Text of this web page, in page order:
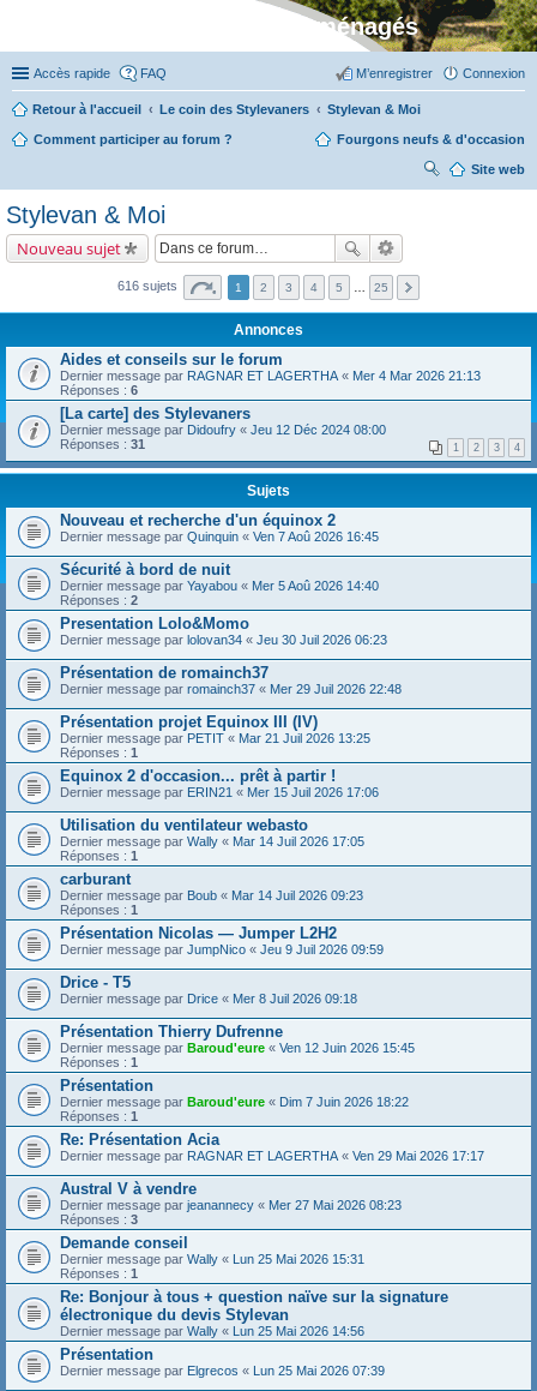
Stylevan - Vans aménagés
Accès rapide FAQ Connexion
M’enregistrer
Retour à l'accueil Le coin des Stylevaners Stylevan & Moi
Comment participer au forum ? Fourgons neufs & d'occasion
Site web
Stylevan & Moi
Nouveau sujet
616 sujets 1 2 3 4 5 25
Annonces
Aides et conseils sur le forum
Dernier message par RAGNAR ET LAGERTHA « Mer 4 Mar 2026 21:13
Réponses : 6
[La carte] des Stylevaners
Dernier message par Didoufry « Jeu 12 Déc 2024 08:00
Réponses : 31 1 2 3 4
Sujets
Nouveau et recherche d'un équinox 2
Dernier message par Quinquin « Ven 7 Aoû 2026 16:45
Sécurité à bord de nuit
Dernier message par Yayabou « Mer 5 Aoû 2026 14:40
Réponses : 2
Presentation Lolo&Momo
Dernier message par lolovan34 « Jeu 30 Juil 2026 06:23
Présentation de romainch37
Dernier message par romainch37 « Mer 29 Juil 2026 22:48
Présentation projet Equinox III (IV)
Dernier message par PETIT « Mar 21 Juil 2026 13:25
Réponses : 1
Equinox 2 d'occasion... prêt à partir !
Dernier message par ERIN21 « Mer 15 Juil 2026 17:06
Utilisation du ventilateur webasto
Dernier message par Wally « Mar 14 Juil 2026 17:05
Réponses : 1
carburant
Dernier message par Boub « Mar 14 Juil 2026 09:23
Réponses : 1
Présentation Nicolas — Jumper L2H2
Dernier message par JumpNico « Jeu 9 Juil 2026 09:59
Drice - T5
Dernier message par Drice « Mer 8 Juil 2026 09:18
Présentation Thierry Dufrenne
Dernier message par Baroud'eure « Ven 12 Juin 2026 15:45
Réponses : 1
Présentation
Dernier message par Baroud'eure « Dim 7 Juin 2026 18:22
Réponses : 1
Re: Présentation Acia
Dernier message par RAGNAR ET LAGERTHA « Ven 29 Mai 2026 17:17
Austral V à vendre
Dernier message par jeanannecy « Mer 27 Mai 2026 08:23
Réponses : 3
Demande conseil
Dernier message par Wally « Lun 25 Mai 2026 15:31
Réponses : 1
Re: Bonjour à tous + question naïve sur la signature
électronique du devis Stylevan
Dernier message par Wally « Lun 25 Mai 2026 14:56
Présentation
Dernier message par Elgrecos « Lun 25 Mai 2026 07:39